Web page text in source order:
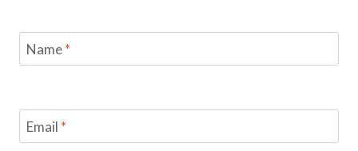
Name*
Email *